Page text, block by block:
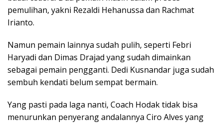
pemulihan, yakni Rezaldi Hehanussa dan Rachmat
Irianto.
Namun pemain lainnya sudah pulih, seperti Febri
Haryadi dan Dimas Drajad yang sudah dimainkan
sebagai pemain pengganti. Dedi Kusnandar juga sudah
sembuh kendati belum sempat bermain.
Yang pasti pada laga nanti, Coach Hodak tidak bisa
menurunkan penyerang andalannya Ciro Alves yang